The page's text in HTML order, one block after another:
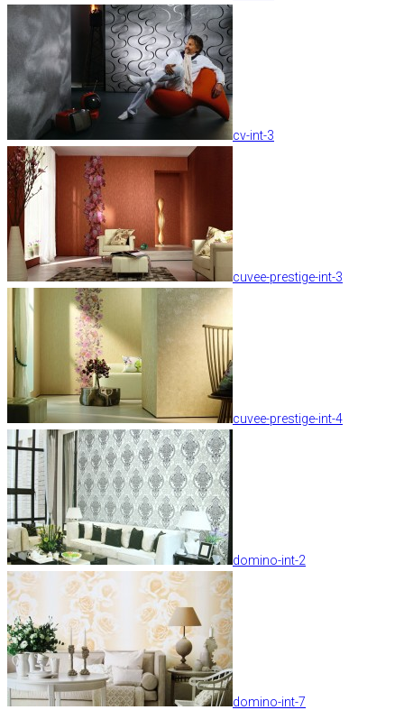
cv-int-3
cuvee-prestige-int-3
cuvee-prestige-int-4
domino-int-2
domino-int-7